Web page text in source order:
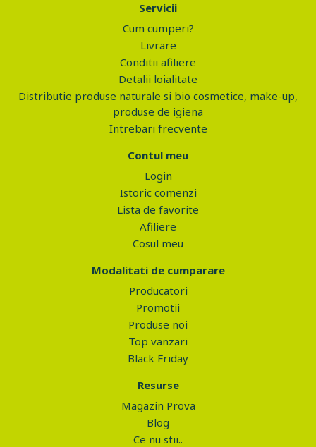
Servicii
Cum cumperi?
Livrare
Conditii afiliere
Detalii loialitate
Distributie produse naturale si bio cosmetice, make-up,
produse de igiena
Intrebari frecvente
Contul meu
Login
Istoric comenzi
Lista de favorite
Afiliere
Cosul meu
Modalitati de cumparare
Producatori
Promotii
Produse noi
Top vanzari
Black Friday
Resurse
Magazin Prova
Blog
Ce nu stii..